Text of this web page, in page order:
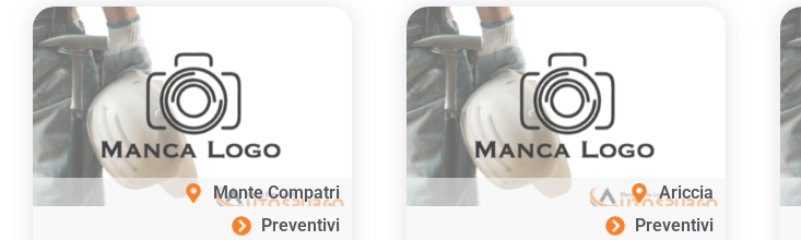
Monte Compatri
Preventivi
Ariccia
Preventivi